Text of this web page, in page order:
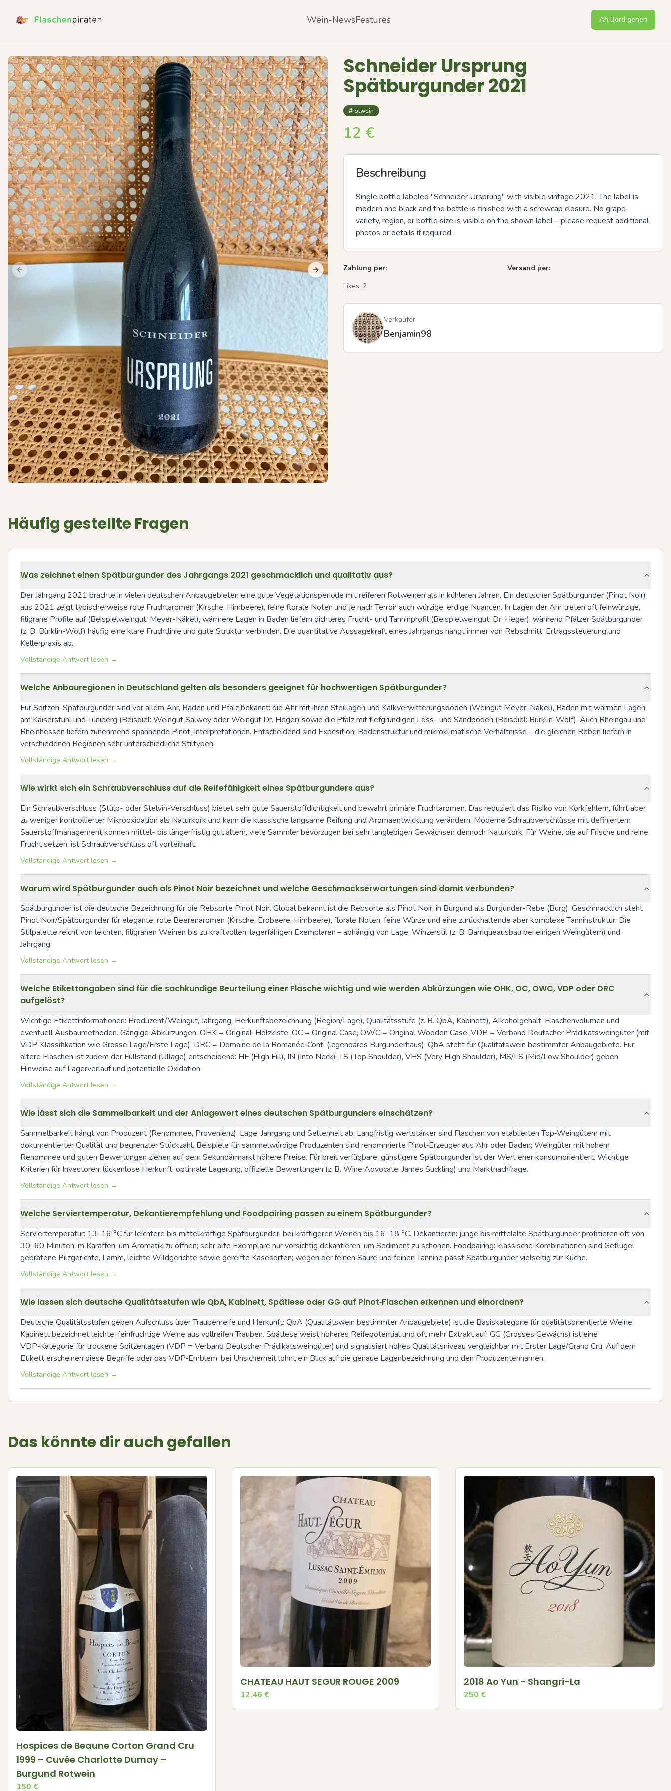
Wein-NewsFeatures An Bord gehen
Previous slide Next slide Previous slide
Schneider Ursprung
Spätburgunder 2021
#rotwein
12 €
Beschreibung
Single bottle labeled "Schneider Ursprung" with visible vintage 2021. The label is
modern and black and the bottle is finished with a screwcap closure. No grape
variety, region, or bottle size is visible on the shown label—please request additional
photos or details if required.
Zahlung per:
Versand per:
Likes: 2
Verkäufer
Benjamin98
Häufig gestellte Fragen
Was zeichnet einen Spätburgunder des Jahrgangs 2021 geschmacklich und qualitativ aus?
Der Jahrgang 2021 brachte in vielen deutschen Anbaugebieten eine gute Vegetationsperiode mit reiferen Rotweinen als in kühleren Jahren. Ein deutscher Spätburgunder (Pinot Noir)
aus 2021 zeigt typischerweise rote Fruchtaromen (Kirsche, Himbeere), feine florale Noten und je nach Terroir auch würzige, erdige Nuancen. In Lagen der Ahr treten oft feinwürzige,
filigrane Profile auf (Beispielweingut: Meyer-Näkel), wärmere Lagen in Baden liefern dichteres Frucht- und Tanninprofil (Beispielweingut: Dr. Heger), während Pfälzer Spätburgunder
(z. B. Bürklin-Wolf) häufig eine klare Fruchtlinie und gute Struktur verbinden. Die quantitative Aussagekraft eines Jahrgangs hängt immer von Rebschnitt, Ertragssteuerung und
Kellerpraxis ab.
Vollständige Antwort lesen →
Welche Anbauregionen in Deutschland gelten als besonders geeignet für hochwertigen Spätburgunder?
Für Spitzen-Spätburgunder sind vor allem Ahr, Baden und Pfalz bekannt: die Ahr mit ihren Steillagen und Kalkverwitterungsböden (Weingut Meyer-Näkel), Baden mit warmen Lagen
am Kaiserstuhl und Tuniberg (Beispiel: Weingut Salwey oder Weingut Dr. Heger) sowie die Pfalz mit tiefgründigen Löss- und Sandböden (Beispiel: Bürklin-Wolf). Auch Rheingau und
Rheinhessen liefern zunehmend spannende Pinot-Interpretationen. Entscheidend sind Exposition, Bodenstruktur und mikroklimatische Verhältnisse – die gleichen Reben liefern in
verschiedenen Regionen sehr unterschiedliche Stiltypen.
Vollständige Antwort lesen →
Wie wirkt sich ein Schraubverschluss auf die Reifefähigkeit eines Spätburgunders aus?
Ein Schraubverschluss (Stülp- oder Stelvin-Verschluss) bietet sehr gute Sauerstoffdichtigkeit und bewahrt primäre Fruchtaromen. Das reduziert das Risiko von Korkfehlern, führt aber
zu weniger kontrollierter Mikrooxidation als Naturkork und kann die klassische langsame Reifung und Aromaentwicklung verändern. Moderne Schraubverschlüsse mit definiertem
Sauerstoffmanagement können mittel- bis längerfristig gut altern, viele Sammler bevorzugen bei sehr langlebigen Gewächsen dennoch Naturkork. Für Weine, die auf Frische und reine
Frucht setzen, ist Schraubverschluss oft vorteilhaft.
Vollständige Antwort lesen →
Warum wird Spätburgunder auch als Pinot Noir bezeichnet und welche Geschmackserwartungen sind damit verbunden?
Spätburgunder ist die deutsche Bezeichnung für die Rebsorte Pinot Noir. Global bekannt ist die Rebsorte als Pinot Noir, in Burgund als Burgunder-Rebe (Burg). Geschmacklich steht
Pinot Noir/Spätburgunder für elegante, rote Beerenaromen (Kirsche, Erdbeere, Himbeere), florale Noten, feine Würze und eine zurückhaltende aber komplexe Tanninstruktur. Die
Stilpalette reicht von leichten, filigranen Weinen bis zu kraftvollen, lagerfähigen Exemplaren – abhängig von Lage, Winzerstil (z. B. Barriqueausbau bei einigen Weingütern) und
Jahrgang.
Vollständige Antwort lesen →
Welche Etikettangaben sind für die sachkundige Beurteilung einer Flasche wichtig und wie werden Abkürzungen wie OHK, OC, OWC, VDP oder DRC
aufgelöst?
Wichtige Etikettinformationen: Produzent/Weingut, Jahrgang, Herkunftsbezeichnung (Region/Lage), Qualitätsstufe (z. B. QbA, Kabinett), Alkoholgehalt, Flaschenvolumen und
eventuell Ausbaumethoden. Gängige Abkürzungen: OHK = Original-Holzkiste, OC = Original Case, OWC = Original Wooden Case; VDP = Verband Deutscher Prädikatsweingüter (mit
VDP‑Klassifikation wie Grosse Lage/Erste Lage); DRC = Domaine de la Romanée‑Conti (legendäres Burgunderhaus). QbA steht für Qualitätswein bestimmter Anbaugebiete. Für
ältere Flaschen ist zudem der Füllstand (Ullage) entscheidend: HF (High Fill), IN (Into Neck), TS (Top Shoulder), VHS (Very High Shoulder), MS/LS (Mid/Low Shoulder) geben
Hinweise auf Lagerverlauf und potentielle Oxidation.
Vollständige Antwort lesen →
Wie lässt sich die Sammelbarkeit und der Anlagewert eines deutschen Spätburgunders einschätzen?
Sammelbarkeit hängt von Produzent (Renommee, Provenienz), Lage, Jahrgang und Seltenheit ab. Langfristig wertstärker sind Flaschen von etablierten Top‑Weingütern mit
dokumentierter Qualität und begrenzter Stückzahl. Beispiele für sammelwürdige Produzenten sind renommierte Pinot‑Erzeuger aus Ahr oder Baden; Weingüter mit hohem
Renommee und guten Bewertungen ziehen auf dem Sekundärmarkt höhere Preise. Für breit verfügbare, günstigere Spätburgunder ist der Wert eher konsumorientiert. Wichtige
Kriterien für Investoren: lückenlose Herkunft, optimale Lagerung, offizielle Bewertungen (z. B. Wine Advocate, James Suckling) und Marktnachfrage.
Vollständige Antwort lesen →
Welche Serviertemperatur, Dekantierempfehlung und Foodpairing passen zu einem Spätburgunder?
Serviertemperatur: 13–16 °C für leichtere bis mittelkräftige Spätburgunder, bei kräftigeren Weinen bis 16–18 °C. Dekantieren: junge bis mittelalte Spätburgunder profitieren oft von
30–60 Minuten im Karaffen, um Aromatik zu öffnen; sehr alte Exemplare nur vorsichtig dekantieren, um Sediment zu schonen. Foodpairing: klassische Kombinationen sind Geflügel,
gebratene Pilzgerichte, Lamm, leichte Wildgerichte sowie gereifte Käsesorten; wegen der feinen Säure und feinen Tannine passt Spätburgunder vielseitig zur Küche.
Vollständige Antwort lesen →
Wie lassen sich deutsche Qualitätsstufen wie QbA, Kabinett, Spätlese oder GG auf Pinot‑Flaschen erkennen und einordnen?
Deutsche Qualitätsstufen geben Aufschluss über Traubenreife und Herkunft: QbA (Qualitätswein bestimmter Anbaugebiete) ist die Basiskategorie für qualitätsorientierte Weine.
Kabinett bezeichnet leichte, feinfruchtige Weine aus vollreifen Trauben. Spätlese weist höheres Reifepotential und oft mehr Extrakt auf. GG (Grosses Gewächs) ist eine
VDP‑Kategorie für trockene Spitzenlagen (VDP = Verband Deutscher Prädikatsweingüter) und signalisiert hohes Qualitätsniveau vergleichbar mit Erster Lage/Grand Cru. Auf dem
Etikett erscheinen diese Begriffe oder das VDP‑Emblem; bei Unsicherheit lohnt ein Blick auf die genaue Lagenbezeichnung und den Produzentennamen.
Vollständige Antwort lesen →
Das könnte dir auch gefallen
Hospices de Beaune Corton Grand Cru
1999 – Cuvée Charlotte Dumay –
Burgund Rotwein
150 €
CHATEAU HAUT SEGUR ROUGE 2009
12.46 €
2018 Ao Yun - Shangri-La
250 €